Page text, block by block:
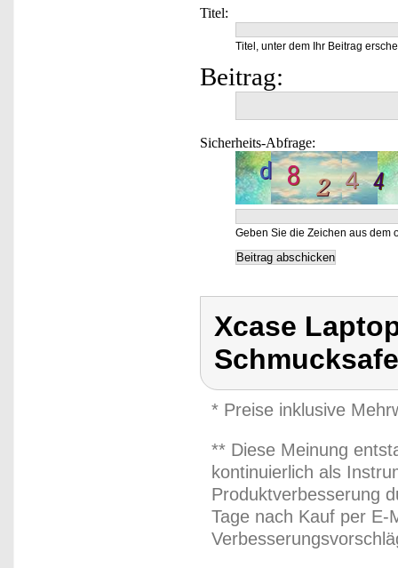
Titel:
Titel, unter dem Ihr Beitrag
Beitrag:
Sicherheits-Abfrage:
Geben Sie die Zeichen aus dem
Xcase
* Preise inklusive
** Diese Meinung
kontinuierlich als
Produktverbesserung
Tage nach Kauf per E-